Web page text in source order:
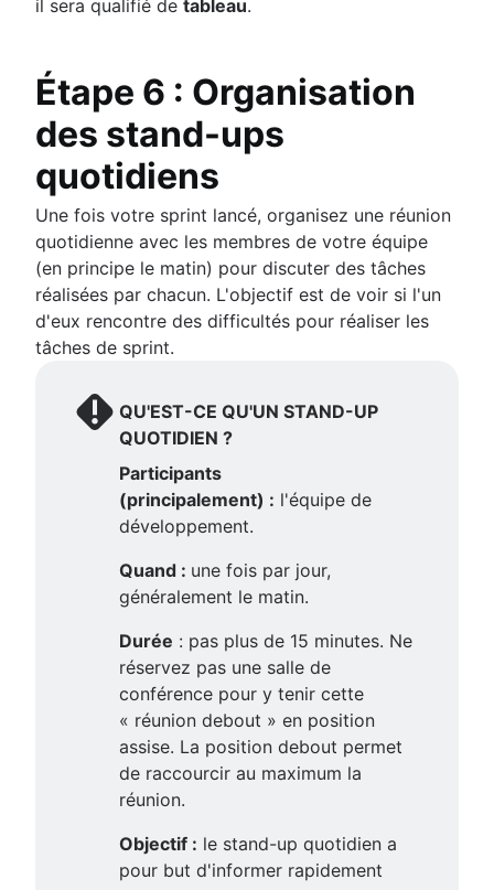
il sera qualifié de tableau.
Étape 6 : Organisation
des stand-ups
quotidiens
Une fois votre sprint lancé, organisez une réunion
quotidienne avec les membres de votre équipe
(en principe le matin) pour discuter des tâches
réalisées par chacun. L'objectif est de voir si l'un
d'eux rencontre des difficultés pour réaliser les
tâches de sprint.
QU'EST-CE QU'UN STAND-UP
QUOTIDIEN ?
Participants
(principalement) : l'équipe de
développement.
Quand : une fois par jour,
généralement le matin.
Durée : pas plus de 15 minutes. Ne
réservez pas une salle de
conférence pour y tenir cette
« réunion debout » en position
assise. La position debout permet
de raccourcir au maximum la
réunion.
Objectif : le stand-up quotidien a
pour but d'informer rapidement